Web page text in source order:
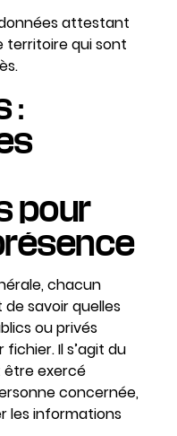
données attestant
territoire qui sont
:
pour
chacun
de savoir quelles
ou privés
Il s’agit du
être exercé
concernée,
les informations